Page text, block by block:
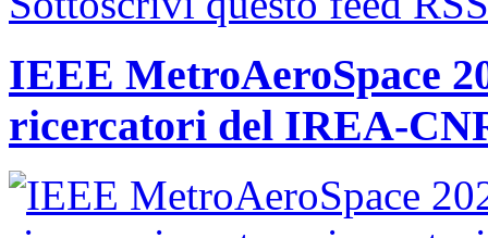
IEEE MetroAeroSpace
ricercatori del IREA-